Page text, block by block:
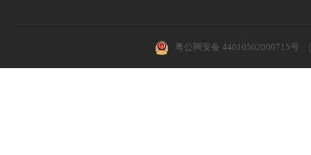
粤公网安备 44010502000715号 |